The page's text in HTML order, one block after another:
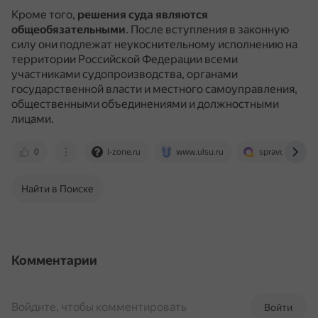
Кроме того, решения суда являются
общеобязательными. После вступления в законную
силу они подлежат неукоснительному исполнению на
территории Российской Федерации всеми
участниками судопроизводства, органами
государственной власти и местного самоуправления,
общественными объединениями и должностными
лицами.
0 l-zone.ru www.ulsu.ru
Найти в Поиске
Комментарии
Войти
Войдите, чтобы комментировать